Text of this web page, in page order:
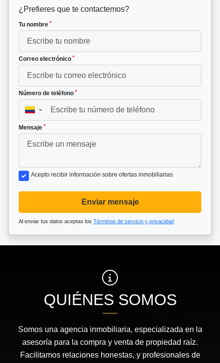
¿Prefieres que te contactemos?
Tu nombre *
Correo electrónico *
Número de teléfono *
▼
Mensaje *
Acepto recibir información sobre ofertas inmobiliarias
Enviar mensaje
Al enviar tus datos aceptas los Términos de servicio y privacidad
QUIÉNES SOMOS
Somos una agencia inmobiliaria, especializada en la
asesoría para la compra y venta de propiedad raíz.
Facilitamos relaciones honestas, y profesionales de